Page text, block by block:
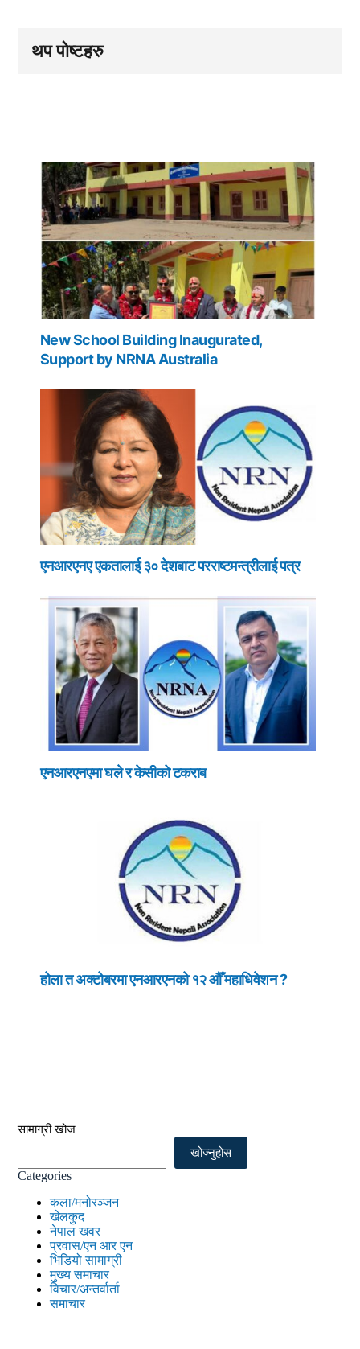
थप पोष्टहरु
New School Building Inaugurated,
Support by NRNA Australia
एनआरएनए एकतालाई ३० देशबाट परराष्टमन्त्रीलाई पत्र
एनआरएनएमा घले र केसीको टकराब
होला त अक्टोबरमा एनआरएनको १२ औँ महाधिवेशन ?
सामाग्री खोज
खोज्नुहोस
Categories
कला/मनोरञ्जन
खेलकुद
नेपाल खवर
प्रवास/एन आर एन
भिडियो सामाग्री
मुख्य समाचार
विचार/अन्तर्वार्ता
समाचार